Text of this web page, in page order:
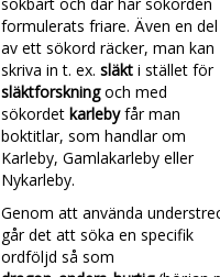
formulerats friare. Även en del
av ett sökord räcker, man kan
skriva in t. ex. släkt i stället för
släktforskningoch med
sökordet karlebyfår man
boktitlar, som handlar om
Karleby, Gamlakarleby eller
Nykarleby.
Genom att använda
går det att söka en specifik
ordföljd så som